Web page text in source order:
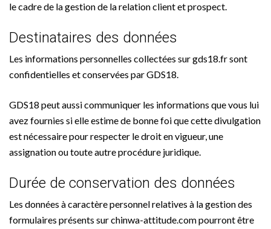
le cadre de la gestion de la relation client et prospect.
Destinataires des données
Les informations personnelles collectées sur gds18.fr sont
confidentielles et conservées par GDS18.
GDS18 peut aussi communiquer les informations que vous lui
avez fournies si elle estime de bonne foi que cette divulgation
est nécessaire pour respecter le droit en vigueur, une
assignation ou toute autre procédure juridique.
Durée de conservation des données
Les données à caractère personnel relatives à la gestion des
formulaires présents sur chinwa-attitude.com pourront être